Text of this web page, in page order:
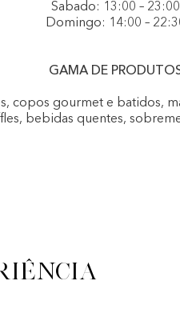
Sabado: 13:00 – 23:00
Domingo: 14:00 –
GAMA DE
copos gourmet e batidos,
bebidas quentes,